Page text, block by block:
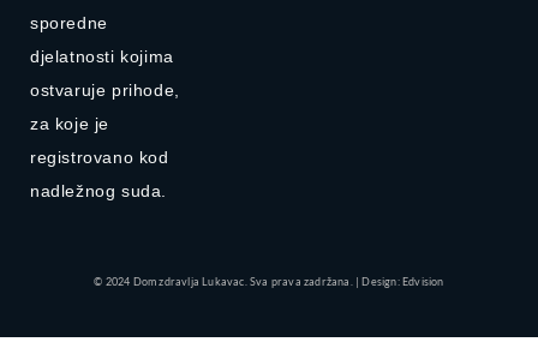
sporedne
djelatnosti kojima
ostvaruje prihode,
za koje je
registrovano kod
nadležnog suda.
© 2024 Dom zdravlja Lukavac. Sva prava zadržana. | Design: Edvision